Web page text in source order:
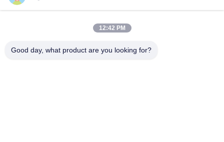
0086-755-27491128
12:42 PM
Good day, what product are you looking for?